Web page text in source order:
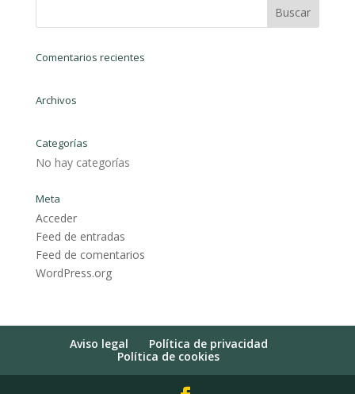
Comentarios recientes
Archivos
Categorías
No hay categorías
Meta
Acceder
Feed de entradas
Feed de comentarios
WordPress.org
Aviso legal
Política de privacidad
Política de cookies